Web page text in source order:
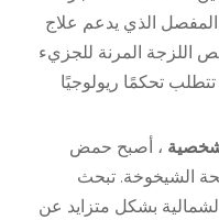
المفصل الذي يدعم علاج
اللزجة المرنة للجزيء
تحكمًا ريولوجيًا
، أصبح حمض
الشيخوخة. تبحث
الشمالية بشكل متزايد عن